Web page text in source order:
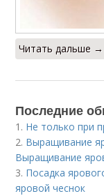
Читать дальше →
Последние
1. Не только при
2. Выращивание
Выращивание
3. Посадка
яровой чеснок